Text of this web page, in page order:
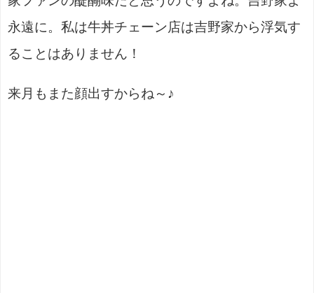
永遠に。私は牛丼チェーン店は吉野家から浮気す
ることはありません！
来月もまた顔出すからね～♪